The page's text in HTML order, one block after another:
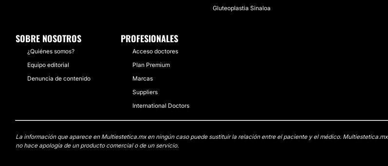
Gluteoplastia Sinaloa
SOBRE NOSOTROS
¿Quiénes somos?
Equipo editorial
Denuncia de contenido
PROFESIONALES
Acceso doctores
Plan Premium
Marcas
Suppliers
International Doctors
La información que aparece en Multiestetica.mx en ningún caso puede sustituir la relación entre el paciente y el médico. Multiestetica.mx
no hace apología de un producto comercial o de un servicio.